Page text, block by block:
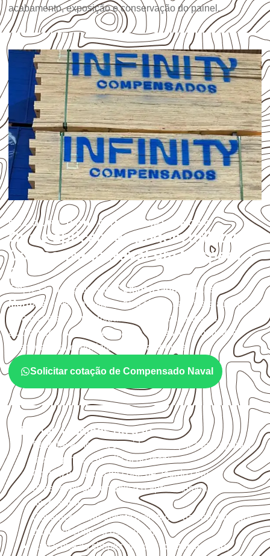
acabamento, exposição e conservação do painel.
ESCOLHA CONFORME A APLICAÇÃO
Quais aplicações podem utilizar
Compensado Naval em Morpará –
BA?
Empresas que procuram
Compensado Naval em
Morpará devem avaliar onde a chapa será instalada, qual
será o contato com umidade e quais cuidados de
acabamento serão necessários. Espessura, formato e
quantidade também interferem na compra.
Solicitar cotação de Compensado Naval
Critérios técnicos de uso
Escolha a medida considerando aplicação, apoios,
montagem e especificação técnica.
Organize o plano de corte de acordo com as
dimensões disponíveis e o aproveitamento
necessário.
Considere acabamento e proteção das bordas após
qualquer corte ou usinagem.
Armazene as chapas em local coberto, seco,